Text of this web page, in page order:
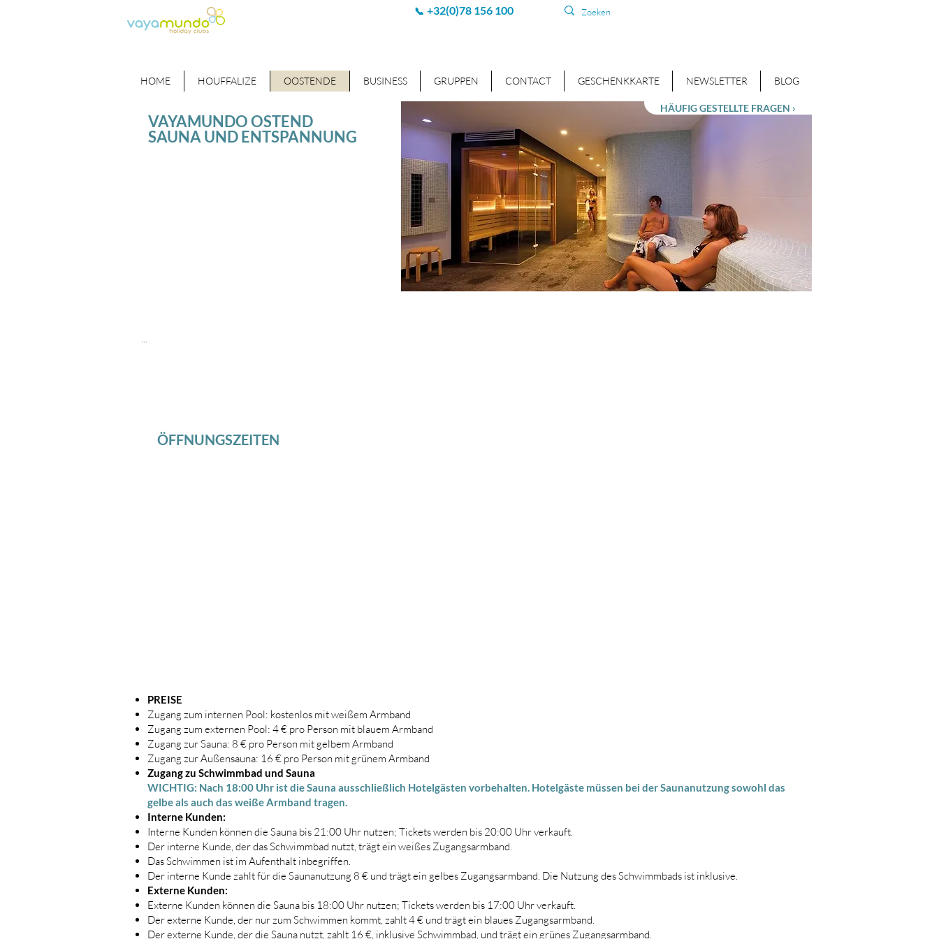
📞 +32(0)78 156 100
HOME HOUFFALIZE OOSTENDE BUSINESS GRUPPEN CONTACT GESCHENKKARTE NEWSLETTER BLOG
VAYAMUNDO OSTEND
SAUNA UND ENTSPANNUNG
HÄUFIG GESTELLTE FRAGEN ›
...
ÖFFNUNGSZEITEN
PREISE
Zugang zum internen Pool: kostenlos mit weißem Armband
Zugang zum externen Pool: 4 € pro Person mit blauem Armband
Zugang zur Sauna: 8 € pro Person mit gelbem Armband
Zugang zur Außensauna: 16 € pro Person mit grünem Armband
Zugang zu Schwimmbad und Sauna
WICHTIG: Nach 18:00 Uhr ist die Sauna ausschließlich Hotelgästen vorbehalten. Hotelgäste müssen bei der Saunanutzung sowohl das
gelbe als auch das weiße Armband tragen.
Interne Kunden:
Interne Kunden können die Sauna bis 21:00 Uhr nutzen; Tickets werden bis 20:00 Uhr verkauft.
Der interne Kunde, der das Schwimmbad nutzt, trägt ein weißes Zugangsarmband.
Das Schwimmen ist im Aufenthalt inbegriffen.
Der interne Kunde zahlt für die Saunanutzung 8 € und trägt ein gelbes Zugangsarmband. Die Nutzung des Schwimmbads ist inklusive.
Externe Kunden:
Externe Kunden können die Sauna bis 18:00 Uhr nutzen; Tickets werden bis 17:00 Uhr verkauft.
Der externe Kunde, der nur zum Schwimmen kommt, zahlt 4 € und trägt ein blaues Zugangsarmband.
Der externe Kunde, der die Sauna nutzt, zahlt 16 €, inklusive Schwimmbad, und trägt ein grünes Zugangsarmband.